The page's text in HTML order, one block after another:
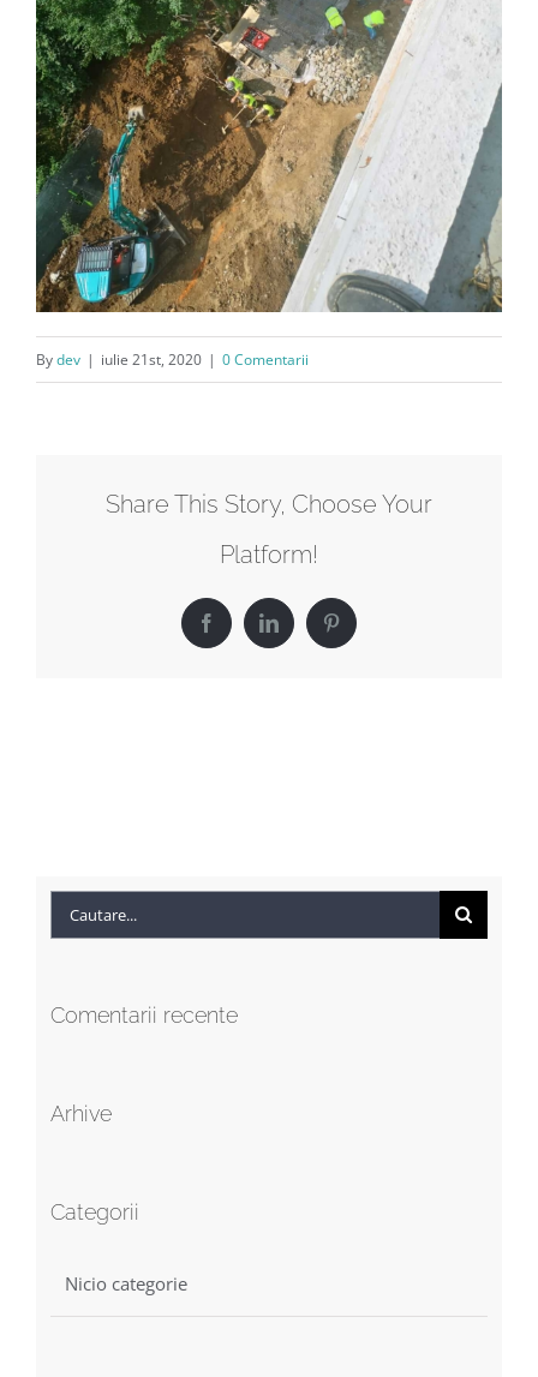
Bydev | iulie 21st, 2020 | 0 Comentarii
Share This Story, Choose Your
Platform!
FacebookLinkedInPinterest
Cautare...
Comentarii recente
Arhive
Categorii
Nicio categorie